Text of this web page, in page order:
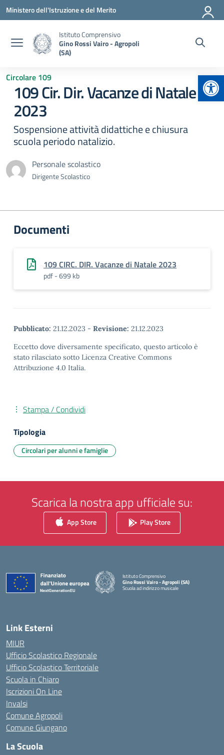
Vai ai contenuti
Vai al menu di navigazione
Vai al footer
Ministero dell'Istruzione e del Merito
Istituto Comprensivo
Gino Rossi Vairo - Agropoli
(SA)
Circolare 109
109 Cir. Dir. Vacanze di Natale
2023
Sospensione attività didattiche e chiusura
scuola periodo natalizio.
Personale scolastico
Dirigente Scolastico
Documenti
109 CIRC. DIR. Vacanze di Natale 2023
pdf - 699 kb
Pubblicato: 21.12.2023 - Revisione: 21.12.2023
Eccetto dove diversamente specificato, questo articolo è
stato rilasciato sotto Licenza Creative Commons
Attribuzione 4.0 Italia.
Stampa / Condividi
Tipologia
Circolari per alunni e famiglie
Scarica la nostra app ufficiale su:
App Store Play Store
Istituto Comprensivo
Gino Rossi Vairo - Agropoli (SA)
Scuola ad indirizzo musicale
Link Esterni
MIUR
Ufficio Scolastico Regionale
Ufficio Scolastico Territoriale
Scuola in Chiaro
Iscrizioni On Line
Invalsi
Comune Agropoli
Comune Giungano
La Scuola